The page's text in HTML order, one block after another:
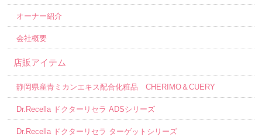
オーナー紹介
会社概要
店販アイテム
静岡県産青ミカンエキス配合化粧品 CHERIMO＆CUERY
Dr.Recella ドクターリセラ ADSシリーズ
Dr.Recella ドクターリセラ ターゲットシリーズ